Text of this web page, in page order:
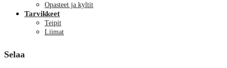
Opasteet ja kyltit
Tarvikkeet
Teipit
Liimat
Selaa